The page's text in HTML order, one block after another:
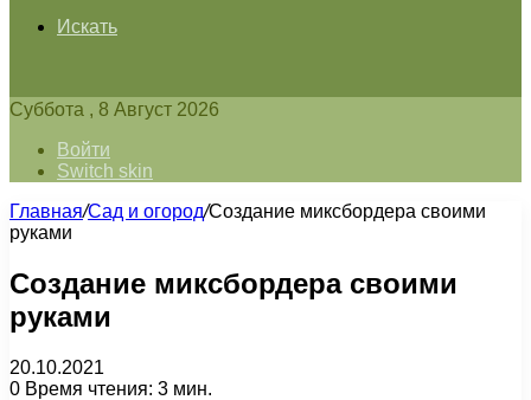
Искать
Суббота , 8 Август 2026
Войти
Switch skin
Главная/Сад и огород/Создание миксбордера своими
руками
Создание миксбордера своими
руками
20.10.2021
0 Время чтения: 3 мин.